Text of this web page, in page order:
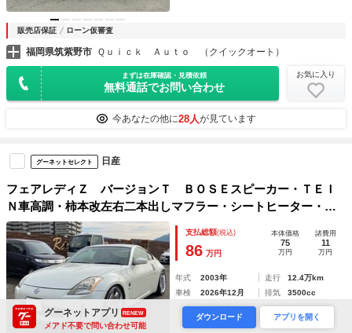
販売店保証 ローン仮審査
福岡県筑紫野市 Ｑｕｉｃｋ Ａｕｔｏ （クイックオート）
まずは在庫確認・見積依頼
無料通話でお問い合わせ
お気に入り
今あなたの他に28人が見ています
グーネットセレクト 日産
フェアレディＺ バージョンＴ ＢＯＳＥスピーカー・ＴＥＩ
Ｎ車高調・柿本改左右二本出しマフラー・シートヒーター・盗
難防止システム・衝突安全ボディ・キーレスエントリー・運転
席エアバック・助手席エアバッグ
支払総額(税込)
86 万円
本体価格
75
万円
諸費用
11
万円
年式 2003年 走行
12.4万km
車検
2026年12月 排気
3500cc
整備
法定整備無 修復
なし
保証無
グーネットアプリ RENEW
メアド不要で問い合わせ可能
ダウンロード アプリを開く